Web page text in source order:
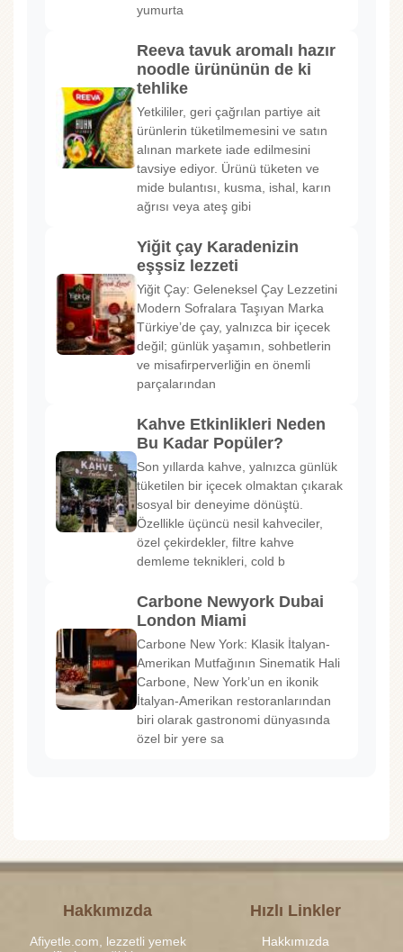
yumurta
Reeva tavuk aromalı hazır
noodle ürününün de ki
tehlike
Yetkililer, geri çağrılan partiye ait
ürünlerin tüketilmemesini ve satın
alınan markete iade edilmesini
tavsiye ediyor. Ürünü tüketen ve
mide bulantısı, kusma, ishal, karın
ağrısı veya ateş gibi
Yiğit çay Karadenizin
eşşsiz lezzeti
Yiğit Çay: Geleneksel Çay Lezzetini
Modern Sofralara Taşıyan Marka
Türkiye’de çay, yalnızca bir içecek
değil; günlük yaşamın, sohbetlerin
ve misafirperverliğin en önemli
parçalarından
Kahve Etkinlikleri Neden
Bu Kadar Popüler?
Son yıllarda kahve, yalnızca günlük
tüketilen bir içecek olmaktan çıkarak
sosyal bir deneyime dönüştü.
Özellikle üçüncü nesil kahveciler,
özel çekirdekler, filtre kahve
demleme teknikleri, cold b
Carbone Newyork Dubai
London Miami
Carbone New York: Klasik İtalyan-
Amerikan Mutfağının Sinematik Hali
Carbone, New York’un en ikonik
İtalyan-Amerikan restoranlarından
biri olarak gastronomi dünyasında
özel bir yere sa
Hakkımızda
Afiyetle.com, lezzetli yemek
Hızlı Linkler
Hakkımızda